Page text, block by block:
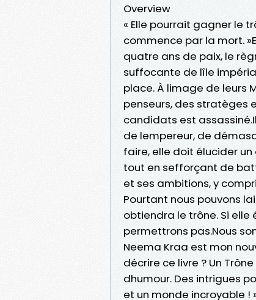
Overview
« Elle pourrait gagner le
commence par la mort.
quatre ans de paix, le
suffocante de lîle
place. À limage de leurs
penseurs, des stratèges
candidats est
de lempereur, de
faire, elle doit élucider
tout en sefforçant de
et ses ambitions, y
Pourtant nous pouvons
obtiendra le trône. Si elle
permettrons pas.Nous
Neema Kraa est mon
décrire ce livre ? Un
dhumour. Des intrigues
et un monde incroyable !